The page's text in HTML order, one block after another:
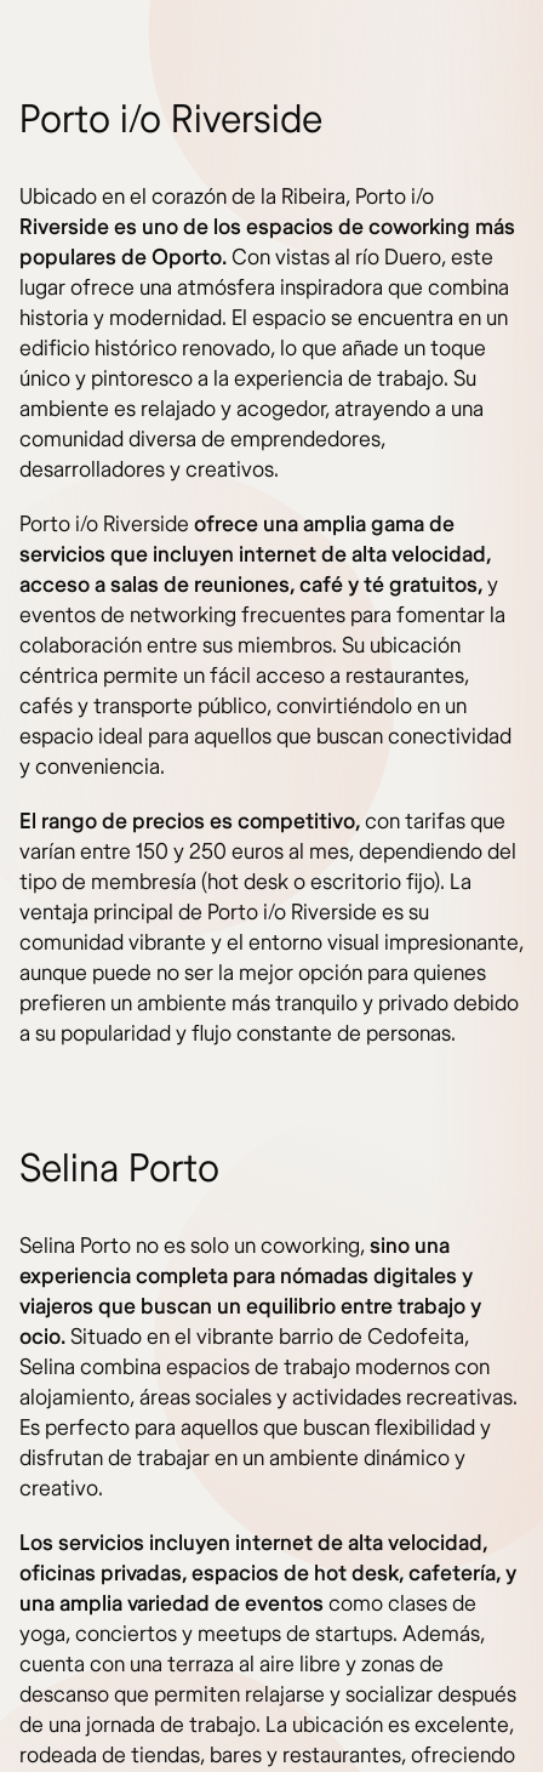
Porto i/o Riverside
Ubicado en el corazón de la Ribeira, Porto i/o
Riverside es uno de los espacios de coworking más
populares de Oporto.Con vistas al río Duero, este
lugar ofrece una atmósfera inspiradora que combina
historia y modernidad. El espacio se encuentra en un
edificio histórico renovado, lo que añade un toque
único y pintoresco a la experiencia de trabajo. Su
ambiente es relajado y acogedor, atrayendo a una
comunidad diversa de emprendedores,
desarrolladores y creativos.
Porto i/o Riverside ofrece una amplia gama de
servicios que incluyen internet de alta velocidad,
acceso a salas de reuniones, café y té gratuitos,y
eventos de networking frecuentes para fomentar la
colaboración entre sus miembros. Su ubicación
céntrica permite un fácil acceso a restaurantes,
cafés y transporte público, convirtiéndolo en un
espacio ideal para aquellos que buscan conectividad
y conveniencia.
El rango de precios es competitivo,con tarifas que
varían entre 150 y 250 euros al mes, dependiendo del
tipo de membresía (hot desk o escritorio fijo). La
ventaja principal de Porto i/o Riverside es su
comunidad vibrante y el entorno visual impresionante,
aunque puede no ser la mejor opción para quienes
prefieren un ambiente más tranquilo y privado debido
a su popularidad y flujo constante de personas.
Selina Porto
Selina Porto no es solo un coworking,sino una
experiencia completa para nómadas digitales y
viajeros que buscan un equilibrio entre trabajo y
ocio.Situado en el vibrante barrio de Cedofeita,
Selina combina espacios de trabajo modernos con
alojamiento, áreas sociales y actividades recreativas.
Es perfecto para aquellos que buscan flexibilidad y
disfrutan de trabajar en un ambiente dinámico y
creativo.
Los servicios incluyen internet de alta velocidad,
oficinas privadas, espacios de hot desk, cafetería, y
una amplia variedad de eventoscomo clases de
yoga, conciertos y meetups de startups. Además,
cuenta con una terraza al aire libre y zonas de
descanso que permiten relajarse y socializar después
de una jornada de trabajo. La ubicación es excelente,
rodeada de tiendas, bares y restaurantes, ofreciendo